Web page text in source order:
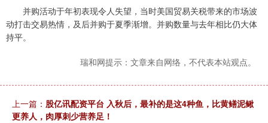
并购活动于年初表现令人失望，当时美国贸易关税带来的市场波
动打击交易热情，及后并购于夏季渐增。并购数量与去年相比仍大体
持平。
瑞和网提示：文章来自网络，不代表本站观点。
上一篇： 股亿讯配资平台 入秋后，最补的是这4种鱼，比黄鳝泥鳅
更养人，肉厚刺少营养足！